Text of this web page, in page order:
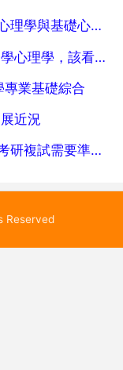
應用心理學與基礎心理學的選擇應用心理學與基礎心理學有什麼區別
心理學書籍與銷售有關的心理學,想自學心理學，該看哪些心理學書籍
業基礎綜合
近況
心理學考研複試需要準備的，心理學考研複試需要準備的資料？
Reserved